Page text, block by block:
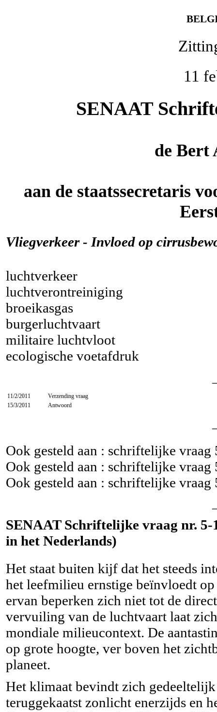
11
SENAAT
de Bert
aan de staatssecretaris
Vliegverkeer - Invloed op
luchtverkeer
luchtverontreiniging
broeikasgas
burgerluchtvaart
militaire luchtvloot
ecologische voetafdruk
11/2/2011
Verzending vraag
15/3/2011
Antwoord
Ook gesteld aan : schriftelijke vraag
Ook gesteld aan : schriftelijke vraag
Ook gesteld aan : schriftelijke vraag
SENAAT Schriftelijke vraag nr. 5-
in het Nederlands)
Het staat buiten kijf dat het steeds
het leefmilieu ernstige beïnvloedt
ervan beperken zich niet tot de
vervuiling van de luchtvaart laat
mondiale milieucontext. De
op grote hoogte, ver boven het
planeet.
Het klimaat bevindt zich gedeeltelijk
teruggekaatst zonlicht enerzijds en